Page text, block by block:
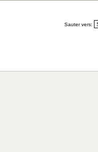
Sauter vers: